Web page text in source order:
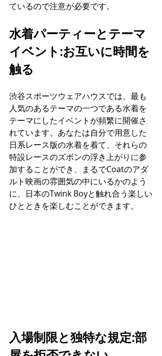
ているので注意が必要です。
水着パーティーとテーマ
イベント:お互いに時間を
触る
渋谷スポーツウェアハウスでは、最も
人気のあるテーマの一つである水着を
テーマにしたイベントが頻繁に開催さ
れています。あなたは自分で用意した
日系レース版の水着を着て、それらの
特設レースのズボンの浮き上がりに参
加することができ、まるでCoatのアダ
ルト映画の雰囲気の中にいるかのよう
に、日本のTwink Boyと触れ合う楽しい
ひとときを楽しむことができます。
入場制限と独特な規定:部